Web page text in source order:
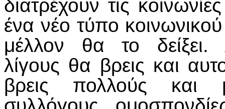
διατρέχουν τις
ένα νέο τύπο
μέλλον θα το δείξει.
λίγους θα βρεις και
βρεις πολλούς και